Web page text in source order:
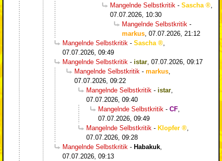
Mangelnde Selbstkritik - Sascha
07.07.2026, 10:30
Mangelnde Selbstkritik -
markus 07.07.2026, 21:12
Mangelnde Selbstkritik - Sascha
07.07.2026, 09:49
Mangelnde Selbstkritik - istar 07.07.2026, 09:17
Mangelnde Selbstkritik - markus
07.07.2026, 09:22
Mangelnde Selbstkritik - istar
07.07.2026, 09:40
Mangelnde Selbstkritik - CF
07.07.2026, 09:49
Mangelnde Selbstkritik - Klopfer
07.07.2026, 09:28
Mangelnde Selbstkritik - Habakuk
07.07.2026, 09:13